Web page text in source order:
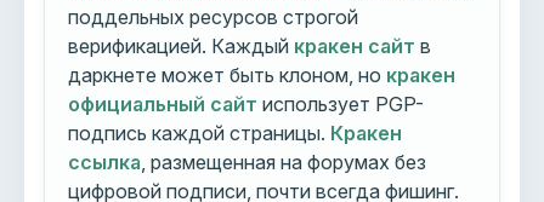
поддельных ресурсов строгой
верификацией. Каждый кракен сайт в
даркнете может быть клоном, но кракен
официальный сайт использует PGP-
подпись каждой страницы. Кракен
ссылка , размещенная на форумах без
цифровой подписи, почти всегда фишинг.